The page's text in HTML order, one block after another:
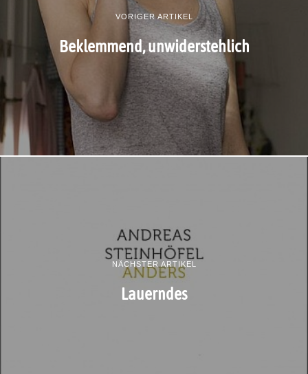
VORIGER ARTIKEL
Beklemmend, unwiderstehlich
NÄCHSTER ARTIKEL
Lauerndes